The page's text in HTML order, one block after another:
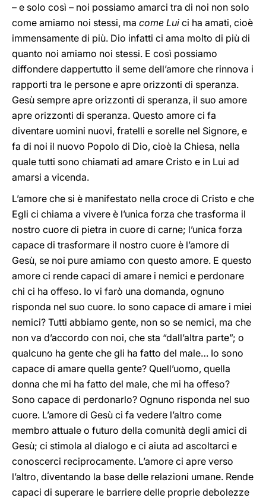
– e solo così – noi possiamo amarci tra di noi non solo
come amiamo noi stessi, ma come Lui ci ha amati, cioè
immensamente di più. Dio infatti ci ama molto di più di
quanto noi amiamo noi stessi. E così possiamo
diffondere dappertutto il seme dell’amore che rinnova i
rapporti tra le persone e apre orizzonti di speranza.
Gesù sempre apre orizzonti di speranza, il suo amore
apre orizzonti di speranza. Questo amore ci fa
diventare uomini nuovi, fratelli e sorelle nel Signore, e
fa di noi il nuovo Popolo di Dio, cioè la Chiesa, nella
quale tutti sono chiamati ad amare Cristo e in Lui ad
amarsi a vicenda.
L’amore che si è manifestato nella croce di Cristo e che
Egli ci chiama a vivere è l’unica forza che trasforma il
nostro cuore di pietra in cuore di carne; l’unica forza
capace di trasformare il nostro cuore è l’amore di
Gesù, se noi pure amiamo con questo amore. E questo
amore ci rende capaci di amare i nemici e perdonare
chi ci ha offeso. Io vi farò una domanda, ognuno
risponda nel suo cuore. Io sono capace di amare i miei
nemici? Tutti abbiamo gente, non so se nemici, ma che
non va d’accordo con noi, che sta “dall’altra parte”; o
qualcuno ha gente che gli ha fatto del male… Io sono
capace di amare quella gente? Quell’uomo, quella
donna che mi ha fatto del male, che mi ha offeso?
Sono capace di perdonarlo? Ognuno risponda nel suo
cuore. L’amore di Gesù ci fa vedere l’altro come
membro attuale o futuro della comunità degli amici di
Gesù; ci stimola al dialogo e ci aiuta ad ascoltarci e
conoscerci reciprocamente. L’amore ci apre verso
l’altro, diventando la base delle relazioni umane. Rende
capaci di superare le barriere delle proprie debolezze